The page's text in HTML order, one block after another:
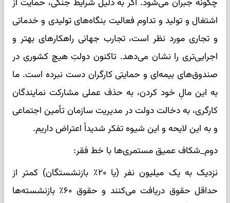
اشتغال و تولید و تداوم فعالیت بنگاه‌های تولیدی و خدماتی
و تجاری مورد نظر است، تجارب جهانی راهکارهای بهتر و
اجرایی‌تری را نشان می‌دهد. تاکنون دولتِ هیچ کشوری در
صندوق‌های بیمه‌ای و حمایتی کارگران دست نبرده است. ما
به این مالِ خود کردن، به حذف عملی مشارکت نمایندگان
کارگری، به دخالت دولت در مدیریت سازمان تأمین اجتماعی
و به این لایحه و این شیوه تفکر شدیداً اعتراض داریم.
دوم_شکاف عمیق مستمری‌ها با خط فقر:
نزدیک به یک میلیون نفر (یا ۲۰٪ بازنشستگان) کمتر از
حداقل حقوق دریافت می‌کنند و حقوق ۶۰٪ بازنشسته‌ها